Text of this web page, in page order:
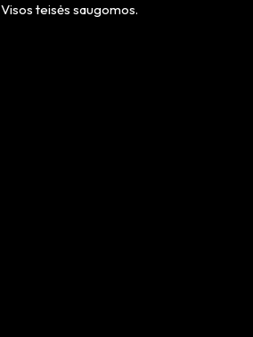
teisės saugomos.